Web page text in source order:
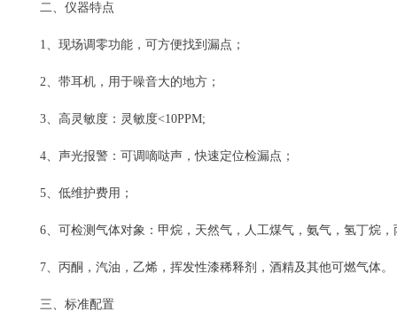
二、仪器特点
1、现场调零功能，可方便找到漏点；
2、带耳机，用于噪音大的地方；
3、高灵敏度：灵敏度<10PPM;
4、声光报警：可调嘀哒声，快速定位检漏点；
5、低维护费用；
6、可检测气体对象：甲烷，天然气，人工煤气，氨气，氢丁烷，
7、丙酮，汽油，乙烯，挥发性漆稀释剂，酒精及其他可燃气体。
三、标准配置